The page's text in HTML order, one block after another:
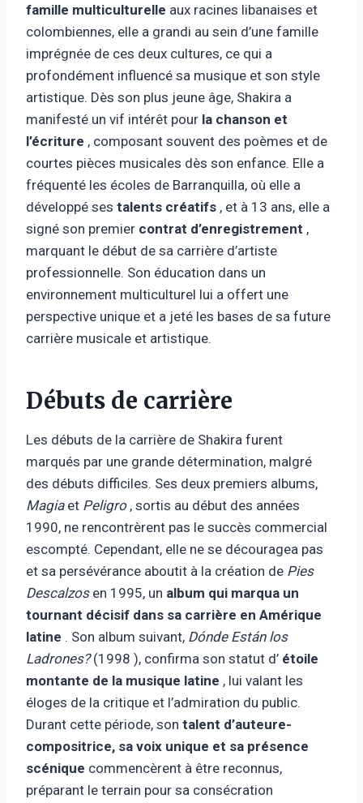
famille multiculturelle aux racines libanaises et
colombiennes, elle a grandi au sein d’une famille
imprégnée de ces deux cultures, ce qui a
profondément influencé sa musique et son style
artistique. Dès son plus jeune âge, Shakira a
manifesté un vif intérêt pour la chanson et
l’écriture , composant souvent des poèmes et de
courtes pièces musicales dès son enfance. Elle a
fréquenté les écoles de Barranquilla, où elle a
développé ses talents créatifs , et à 13 ans, elle a
signé son premier contrat d’enregistrement ,
marquant le début de sa carrière d’artiste
professionnelle. Son éducation dans un
environnement multiculturel lui a offert une
perspective unique et a jeté les bases de sa future
carrière musicale et artistique.
Débuts de carrière
Les débuts de la carrière de Shakira furent
marqués par une grande détermination, malgré
des débuts difficiles. Ses deux premiers albums,
Magiaet Peligro, sortis au début des années
1990, ne rencontrèrent pas le succès commercial
escompté. Cependant, elle ne se découragea pas
et sa persévérance aboutit à la création de Pies
Descalzosen 1995, un album qui marqua un
tournant décisif dans sa carrière en Amérique
latine . Son album suivant, Dónde Están los
Ladrones?(1998 ), confirma son statut d’ étoile
montante de la musique latine , lui valant les
éloges de la critique et l’admiration du public.
Durant cette période, son talent d’auteure-
compositrice, sa voix unique et sa présence
scénique commencèrent à être reconnus,
préparant le terrain pour sa consécration